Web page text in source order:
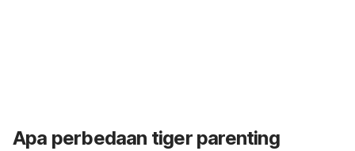
Apa perbedaan tiger parenting